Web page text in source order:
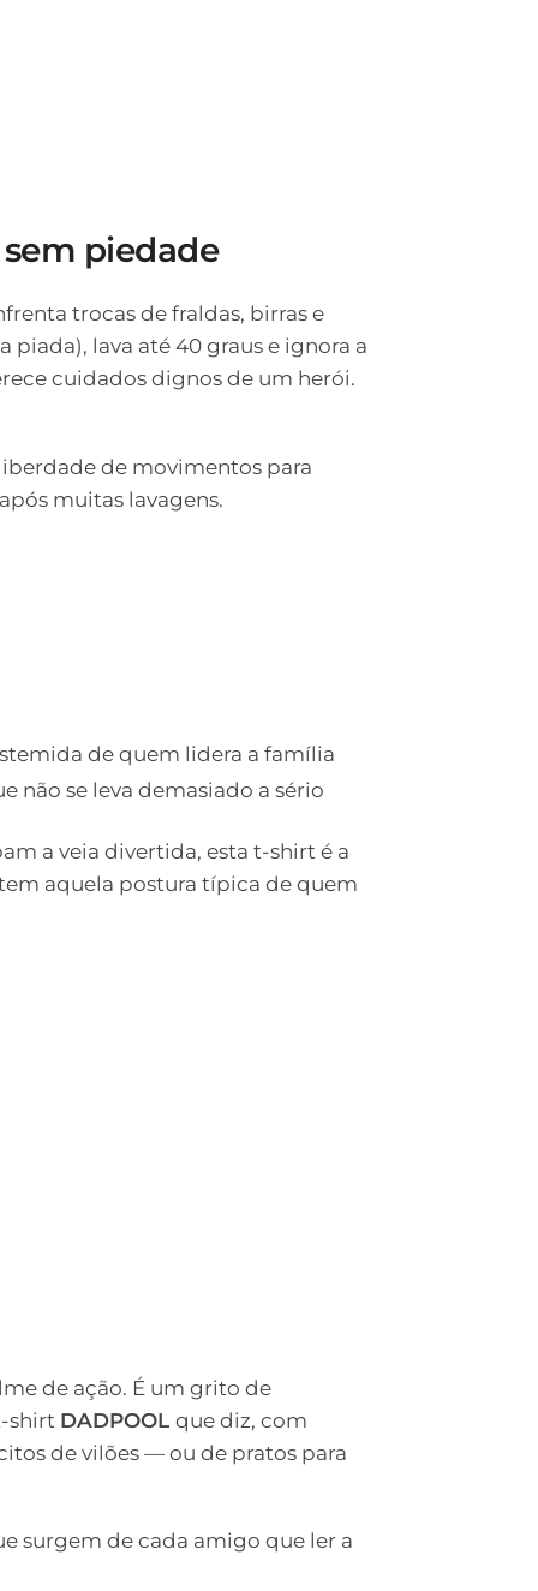
piedade
trocas de fraldas, birras e
piada), lava até 40 graus e ignora a
cuidados dignos de um herói.
de movimentos para
muitas lavagens.
de quem lidera a família
não se leva demasiado a sério
a veia divertida, esta t-shirt é a
aquela postura típica de quem
de ação. É um grito de
shirt DADPOOL que diz, com
de vilões — ou de pratos para
surgem de cada amigo que ler a